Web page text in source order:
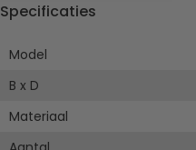
Specificaties
Model
B x D
Materiaal